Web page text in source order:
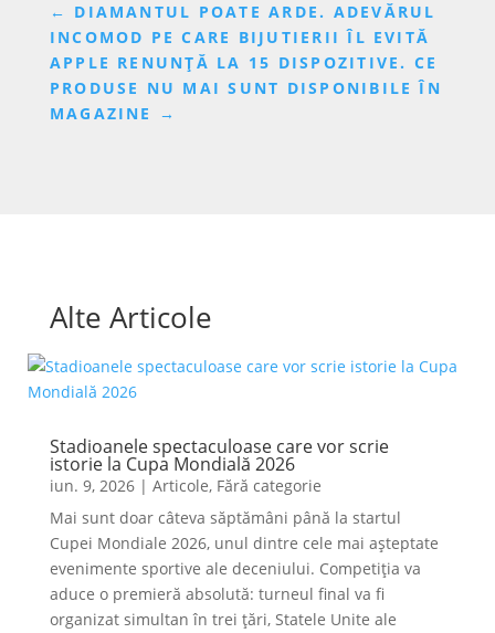
← DIAMANTUL POATE ARDE. ADEVĂRUL
INCOMOD PE CARE BIJUTIERII ÎL EVITĂ
APPLE RENUNȚĂ LA 15 DISPOZITIVE. CE
PRODUSE NU MAI SUNT DISPONIBILE ÎN
MAGAZINE
→
Alte Articole
Stadioanele spectaculoase care vor scrie
istorie la Cupa Mondială 2026
iun. 9, 2026| Articole, Fără categorie
Mai sunt doar câteva săptămâni până la startul
Cupei Mondiale 2026, unul dintre cele mai așteptate
evenimente sportive ale deceniului. Competiția va
aduce o premieră absolută: turneul final va fi
organizat simultan în trei țări, Statele Unite ale